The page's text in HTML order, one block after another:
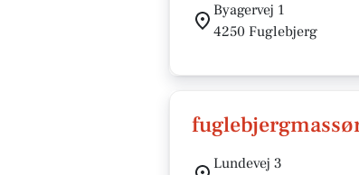
Byagervej 1
4250 Fuglebjerg
Lundevej 3